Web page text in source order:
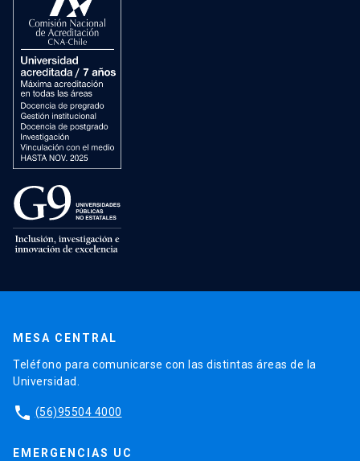
MESA CENTRAL
Teléfono para comunicarse con las distintas áreas de la
Universidad.
phone (56)95504 4000
EMERGENCIAS UC